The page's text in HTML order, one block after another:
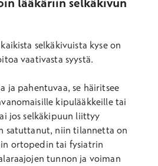
selkäkivuista kyse on
vaativasta syystä.
ja pahentuvaa, se häiritsee
kipulääkkeille tai
jos selkäkipuun liittyy
satuttanut, niin tilannetta on
ortopedin tai fysiatrin
tunnon ja voiman